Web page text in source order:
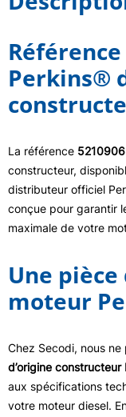
Perkins®
La référence
constructeur,
distributeur officiel
conçue pour garantir
maximale de votre
Une
moteur
Chez Secodi, nous
d’origine constructeur
aux spécifications
votre moteur diesel.